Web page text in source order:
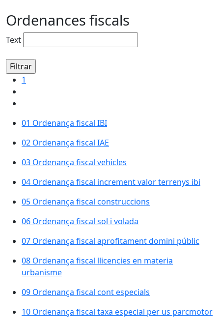
Ordenances fiscals
Text
1
01 Ordenança fiscal IBI
02 Ordenança fiscal IAE
03 Ordenança fiscal vehicles
04 Ordenança fiscal increment valor terrenys ibi
05 Ordenança fiscal construccions
06 Ordenança fiscal sol i volada
07 Ordenança fiscal aprofitament domini públic
08 Ordenança fiscal llicencies en materia
urbanisme
09 Ordenança fiscal cont especials
10 Ordenança fiscal taxa especial per us parcmotor